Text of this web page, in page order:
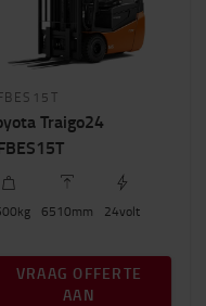
Traigo24
kg 6510mm 24volt
VRAAG OFFERTE
AAN